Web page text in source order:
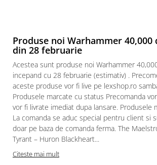
Friday The 13th
Marvel Univers
Figurine diverse
DC Univers
FUNKO POP!
One Piece
Dragon Ball
Anime
Produse noi Warhammer
din 28 februarie
Acestea sunt produse noi Warhammer
incepand cu 28 februarie (estimativ) .
aceste produse vor fi live pe lexshop.ro
Produsele marcate cu status Precomanda
vor fi livrate imediat dupa lansare. Produsele
La comanda se aduc special pentru client si
doar pe baza de comanda ferma. The
Tyrant – Huron Blackheart...
Citeste mai mult